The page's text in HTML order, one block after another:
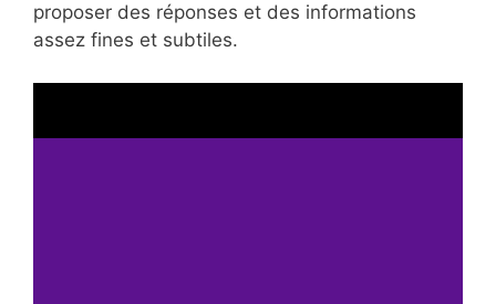
proposer des réponses et des informations
assez fines et subtiles.